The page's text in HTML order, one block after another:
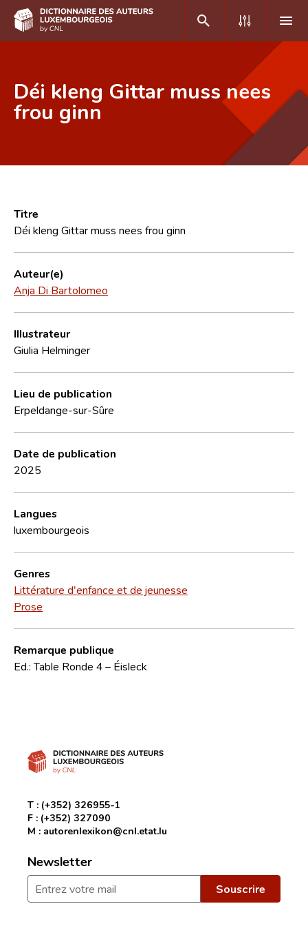
DE
Foire aux questions
CNL
Équipe scientifique
Contact
Déi kleng Gittar muss nees
frou ginn
Titre
Déi kleng Gittar muss nees frou ginn
Auteur(e)
Anja Di Bartolomeo
Illustrateur
Giulia Helminger
Lieu de publication
Erpeldange-sur-Sûre
Date de publication
2025
Langues
luxembourgeois
Genres
Littérature d'enfance et de jeunesse
Prose
Remarque publique
Ed.: Table Ronde 4 – Éisleck
T : (+352) 326955-1
F : (+352) 327090
M : autorenlexikon@cnl.etat.lu
Newsletter